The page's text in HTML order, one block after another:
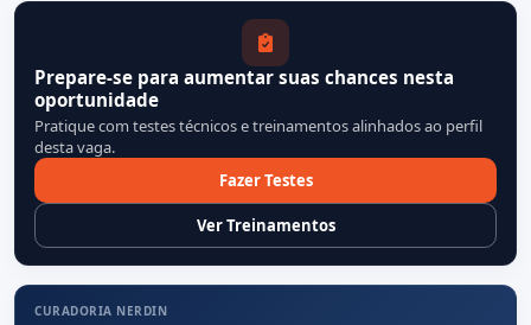
Prepare-se para aumentar suas chances nesta
oportunidade
Pratique com testes técnicos e treinamentos alinhados ao perfil
desta vaga.
Fazer Testes
Ver Treinamentos
CURADORIA NERDIN